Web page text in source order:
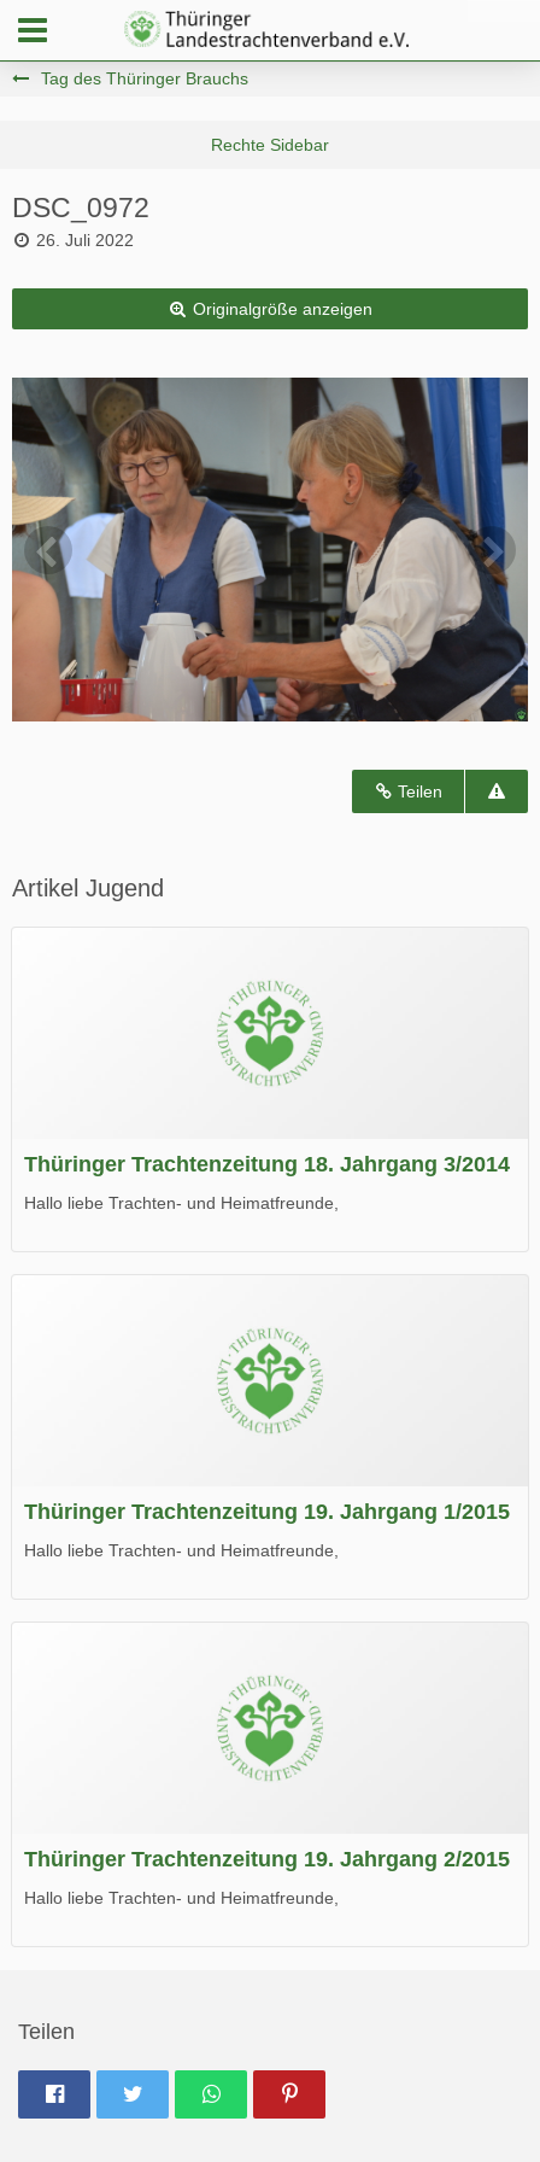
Tag des Thüringer Brauchs
DSC_0972
26. Juli 2022
Originalgröße anzeigen
Teilen
Artikel Jugend
Thüringer Trachtenzeitung 18. Jahrgang 3/2014
Hallo liebe Trachten- und Heimatfreunde,
Wir wünschen Euch viel Spaß beim Lesen.
Thüringer Trachtenzeitung 19. Jahrgang 1/2015
Hallo liebe Trachten- und Heimatfreunde,
Wir wünschen Euch viel Spaß beim Lesen.
Thüringer Trachtenzeitung 19. Jahrgang 2/2015
Hallo liebe Trachten- und Heimatfreunde,
Teilen